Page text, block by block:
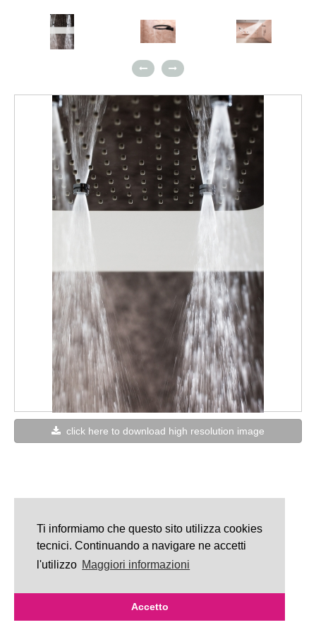
Ti informiamo che questo sito utilizza cookies
tecnici. Continuando a navigare ne accetti
l'utilizzo Maggiori informazioni
Accetto
click here to download high resolution image